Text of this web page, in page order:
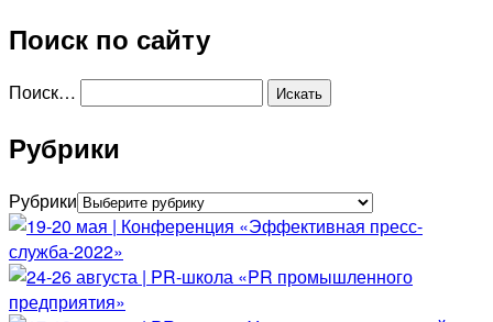
Поиск по сайту
Поиск…
Рубрики
Рубрики